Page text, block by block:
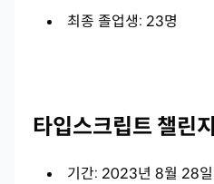
최종 졸업생: 23명
타입스크립트 챌린
기간: 2023년 8월 28